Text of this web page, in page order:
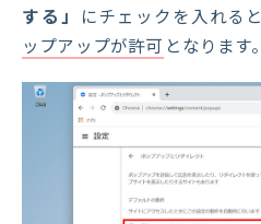
する」
にチェックを入れると
ップアップが許可 となります。